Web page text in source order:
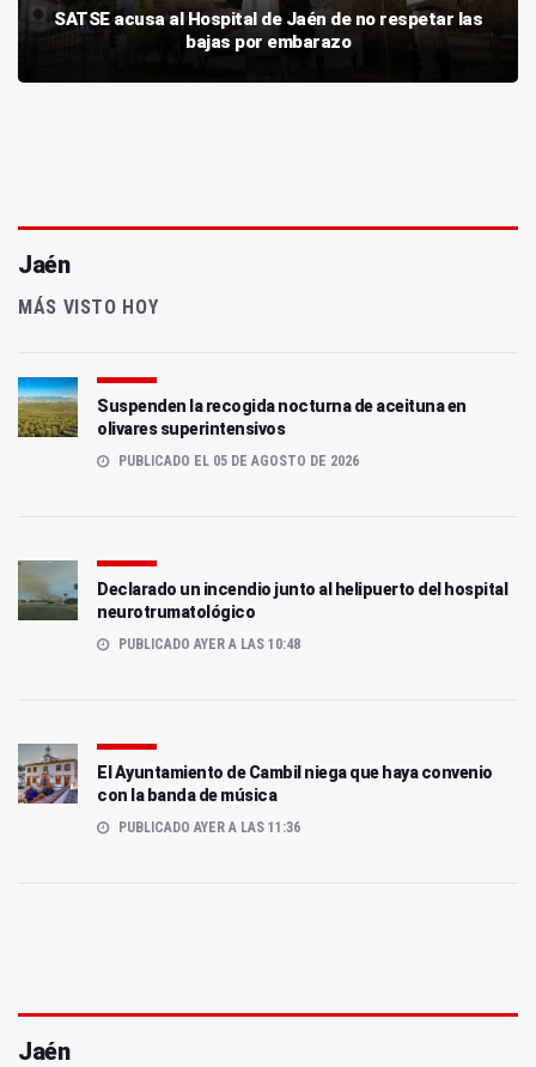
SATSE acusa al Hospital de Jaén de no respetar las
bajas por embarazo
Jaén
MÁS VISTO HOY
Suspenden la recogida nocturna de aceituna en
olivares superintensivos
PUBLICADO EL 05 DE AGOSTO DE 2026
Declarado un incendio junto al helipuerto del hospital
neurotrumatológico
PUBLICADO AYER A LAS 10:48
El Ayuntamiento de Cambil niega que haya convenio
con la banda de música
PUBLICADO AYER A LAS 11:36
Jaén